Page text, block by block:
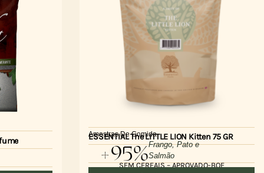
Amostras De Comida
ESSENTIAL The LITTLE LION Kitten 75 GR
+95%Frango, Pato e
Salmão
SEM CEREAIS – APROVADO-BOF